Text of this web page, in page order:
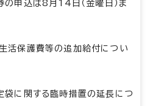
の申込は8月14日（金曜日）ま
活保護費等の追加給付につい
袋に関する臨時措置の延長につ